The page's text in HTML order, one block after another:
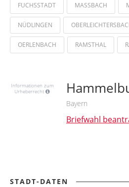
FUCHSSTADT MASSBACH
NÜDLINGEN
OERLENBACH RAMSTHAL
Informationen zum
Urheberrecht
Bayern
Briefwahl
STADT-DATEN